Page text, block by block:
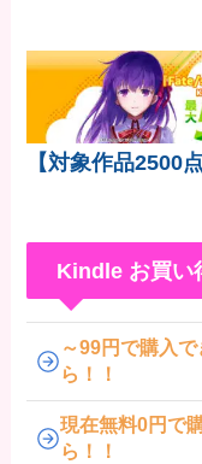
【対象作品2500
Kindle お買い
～99円で購入
ら！！
現在無料0円で
ら！！